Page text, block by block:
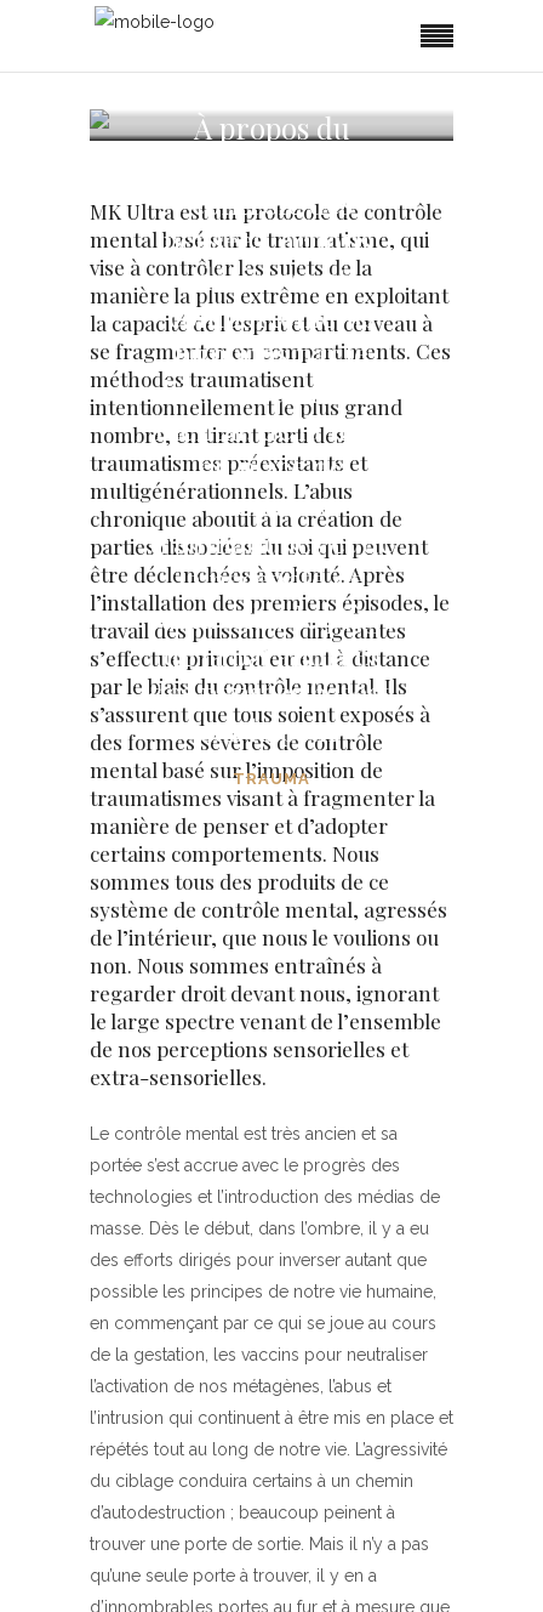
À propos du
contrôle des
pensées, actions,
décisions et
comportements
humains par le
biais du contrôle
mental, de la mise
en place de
scénarios
traumatiques et de
la nécessité de
surmonter le piège
de la paranoïa et
des pensées basées
sur la peur
TRAUMA
MK Ultra est un protocole de contrôle
mental basé sur le traumatisme, qui
vise à contrôler les sujets de la
manière la plus extrême en exploitant
la capacité de l’esprit et du cerveau à
se fragmenter en compartiments. Ces
méthodes traumatisent
intentionnellement le plus grand
nombre, en tirant parti des
traumatismes préexistants et
multigénérationnels. L’abus
chronique aboutit à la création de
parties dissociées du soi qui peuvent
être déclenchées à volonté. Après
l’installation des premiers épisodes, le
travail des puissances dirigeantes
s’effectue principalement à distance
par le biais du contrôle mental. Ils
s’assurent que tous soient exposés à
des formes sévères de contrôle
mental basé sur l’imposition de
traumatismes visant à fragmenter la
manière de penser et d’adopter
certains comportements. Nous
sommes tous des produits de ce
système de contrôle mental, agressés
de l’intérieur, que nous le voulions ou
non. Nous sommes entraînés à
regarder droit devant nous, ignorant
le large spectre venant de l’ensemble
de nos perceptions sensorielles et
extra-sensorielles.
Le contrôle mental est très ancien et sa
portée s’est accrue avec le progrès des
technologies et l’introduction des médias de
masse. Dès le début, dans l’ombre, il y a eu
des efforts dirigés pour inverser autant que
possible les principes de notre vie humaine,
en commençant par ce qui se joue au cours
de la gestation, les vaccins pour neutraliser
l’activation de nos métagènes, l’abus et
l’intrusion qui continuent à être mis en place et
répétés tout au long de notre vie. L’agressivité
du ciblage conduira certains à un chemin
d’autodestruction ; beaucoup peinent à
trouver une porte de sortie. Mais il n’y a pas
qu’une seule porte à trouver, il y en a
d’innombrables portes au fur et à mesure que